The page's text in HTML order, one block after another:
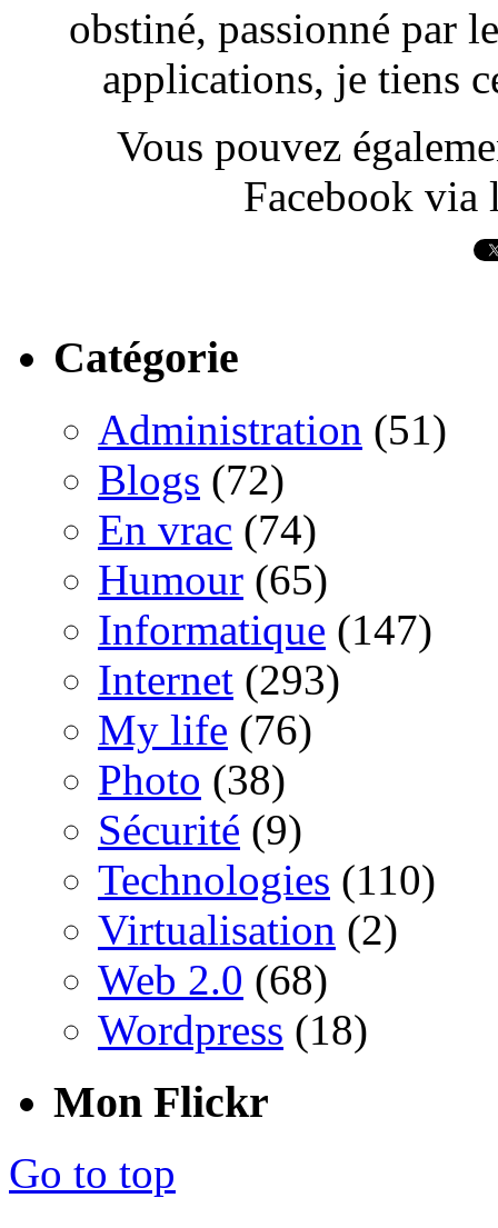
obstiné, passionné par
applications, je tiens
Vous pouvez
Facebook via
Catégorie
Administration (51)
Blogs (72)
En vrac (74)
Humour (65)
Informatique (147)
Internet (293)
My life (76)
Photo (38)
Sécurité (9)
Technologies (110)
Virtualisation (2)
Web 2.0 (68)
Wordpress (18)
Mon Flickr
Go to top